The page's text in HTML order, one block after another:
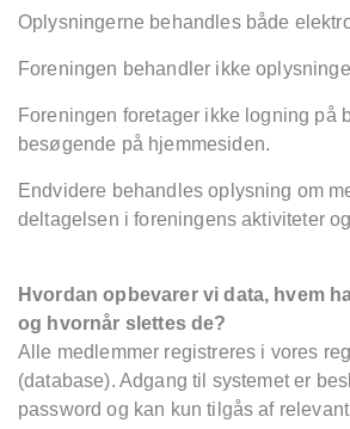
Oplysningerne behandles både
Foreningen behandler ikke
Foreningen foretager ikke logning på
besøgende på hjemmesiden.
Endvidere behandles oplysning om
deltagelsen i foreningens aktiviteter
Hvordan opbevarer vi data, hvem
og hvornår slettes de?
Alle medlemmer registreres i vores
(database). Adgang til systemet er
password og kan kun tilgås af